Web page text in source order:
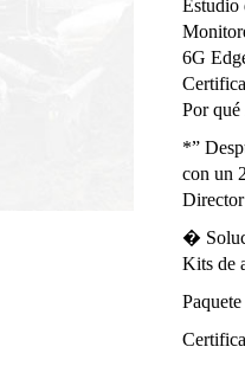
Estudio
6G
Por qué
*”
con un
�
Kits de